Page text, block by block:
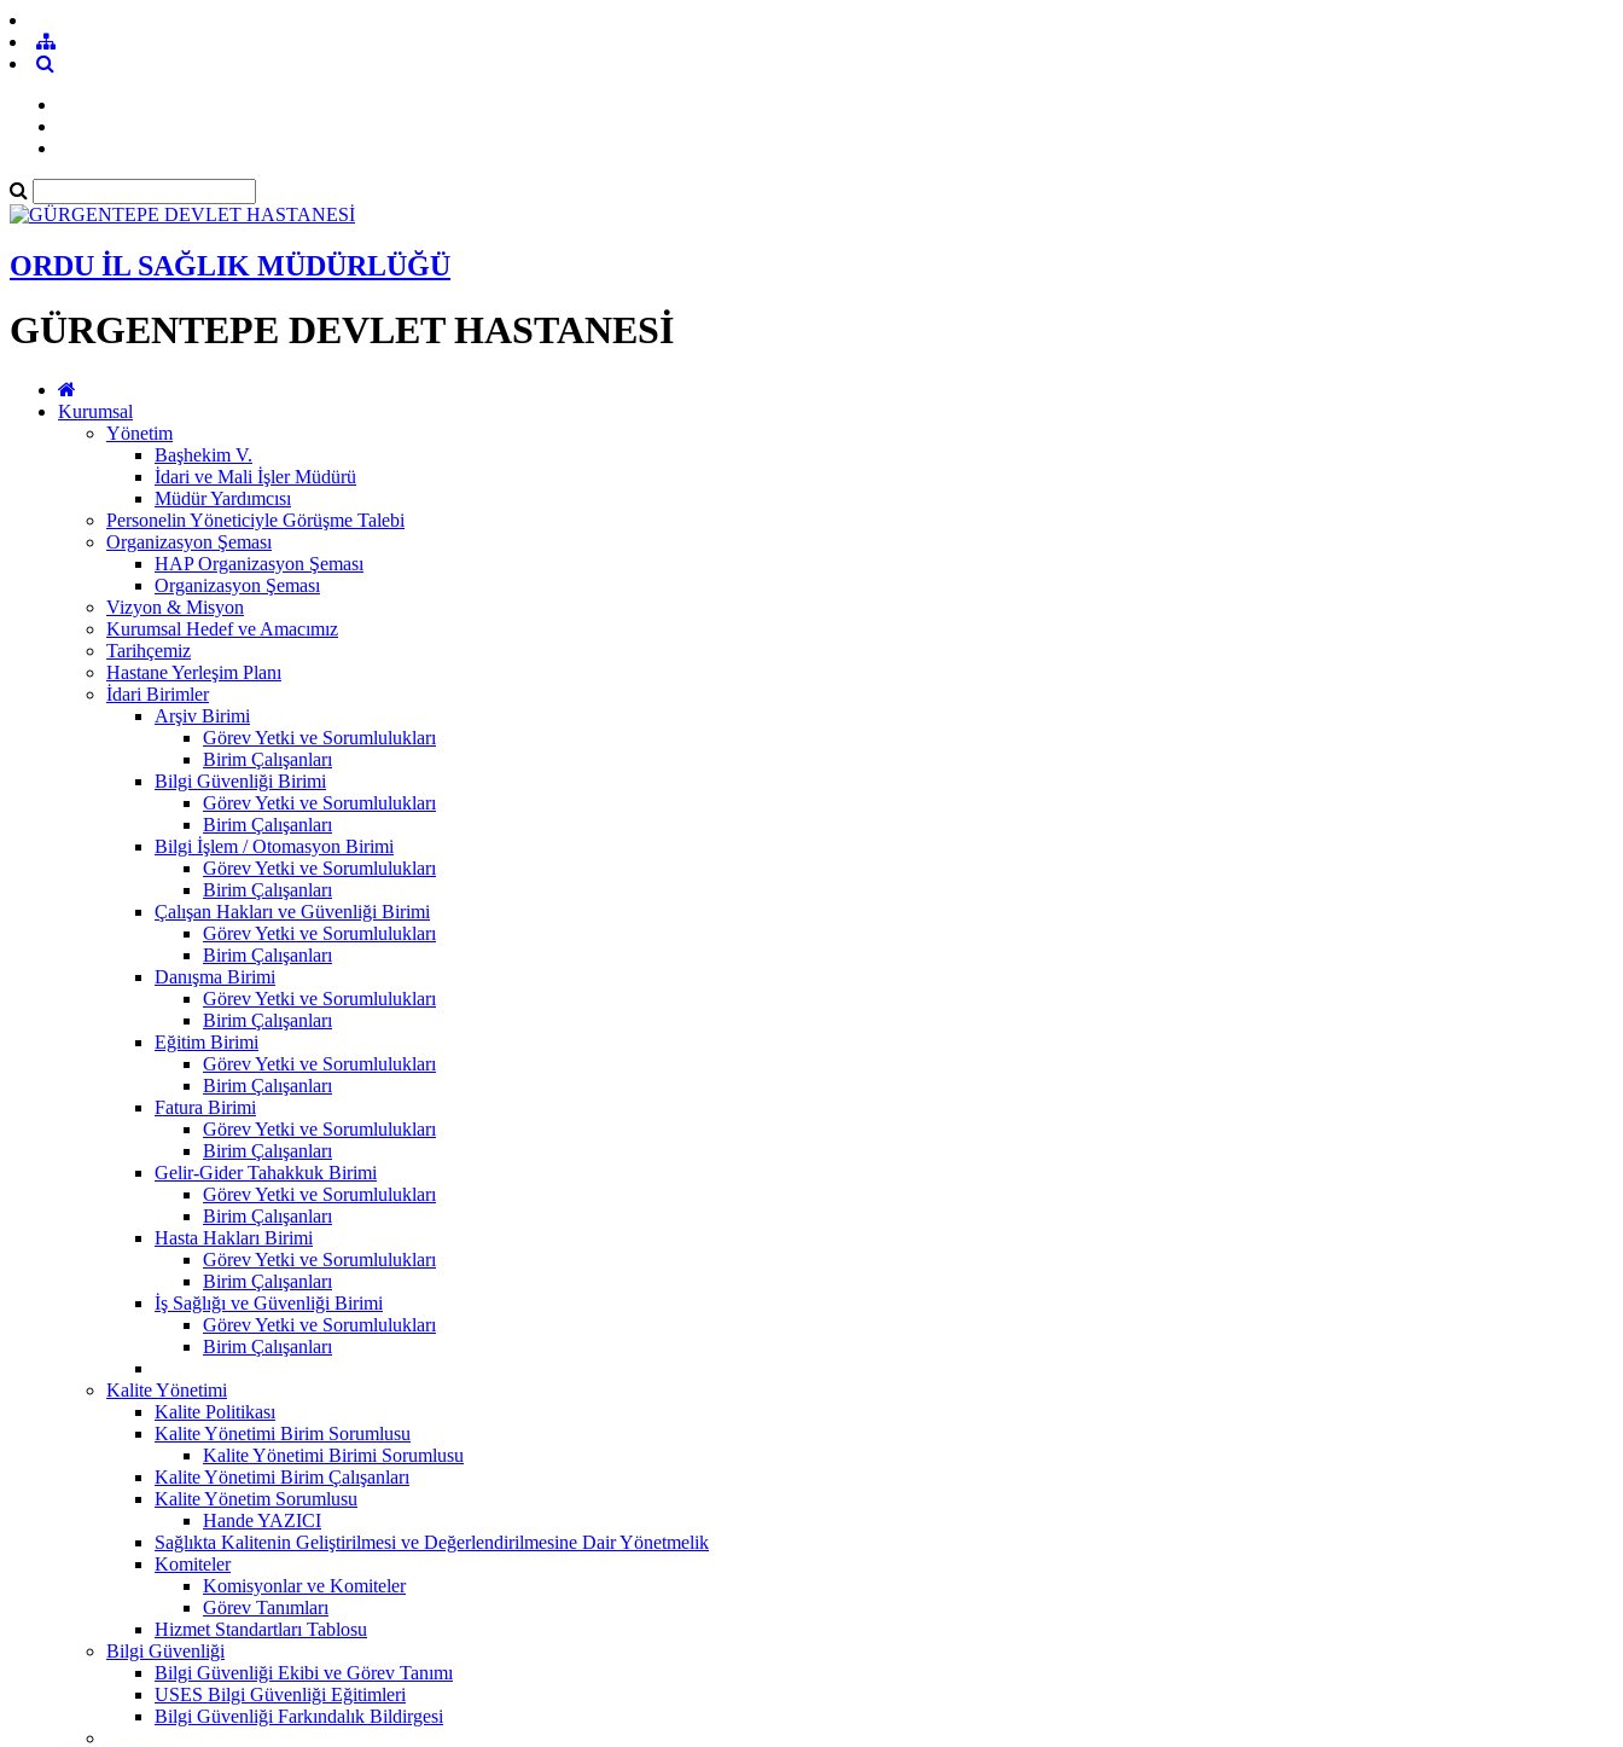
ORDU İL SAĞLIK MÜDÜRLÜĞÜ
GÜRGENTEPE DEVLET HASTANESİ
Kurumsal
Yönetim
Başhekim V.
İdari ve Mali İşler Müdürü
Müdür Yardımcısı
Personelin Yöneticiyle Görüşme Talebi
Organizasyon Şeması
HAP Organizasyon Şeması
Organizasyon Şeması
Vizyon & Misyon
Kurumsal Hedef ve Amacımız
Tarihçemiz
Hastane Yerleşim Planı
İdari Birimler
Arşiv Birimi
Görev Yetki ve Sorumlulukları
Birim Çalışanları
Bilgi Güvenliği Birimi
Görev Yetki ve Sorumlulukları
Birim Çalışanları
Bilgi İşlem / Otomasyon Birimi
Görev Yetki ve Sorumlulukları
Birim Çalışanları
Çalışan Hakları ve Güvenliği Birimi
Görev Yetki ve Sorumlulukları
Birim Çalışanları
Danışma Birimi
Görev Yetki ve Sorumlulukları
Birim Çalışanları
Eğitim Birimi
Görev Yetki ve Sorumlulukları
Birim Çalışanları
Fatura Birimi
Görev Yetki ve Sorumlulukları
Birim Çalışanları
Gelir-Gider Tahakkuk Birimi
Görev Yetki ve Sorumlulukları
Birim Çalışanları
Hasta Hakları Birimi
Görev Yetki ve Sorumlulukları
Birim Çalışanları
İş Sağlığı ve Güvenliği Birimi
Görev Yetki ve Sorumlulukları
Birim Çalışanları
Kalite Yönetimi
Kalite Politikası
Kalite Yönetimi Birim Sorumlusu
Kalite Yönetimi Birimi Sorumlusu
Kalite Yönetimi Birim Çalışanları
Kalite Yönetim Sorumlusu
Hande YAZICI
Sağlıkta Kalitenin Geliştirilmesi ve Değerlendirilmesine Dair Yönetmelik
Komiteler
Komisyonlar ve Komiteler
Görev Tanımları
Hizmet Standartları Tablosu
Bilgi Güvenliği
Bilgi Güvenliği Ekibi ve Görev Tanımı
USES Bilgi Güvenliği Eğitimleri
Bilgi Güvenliği Farkındalık Bildirgesi